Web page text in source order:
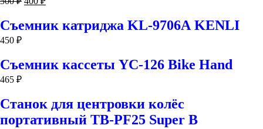
Съемник катриджа KL-9706А KENLI
450 ₽
Съемник кассеты YC-126 Bike Hand
465 ₽
Станок для центровки колёс
портативный ТВ-PF25 Super B